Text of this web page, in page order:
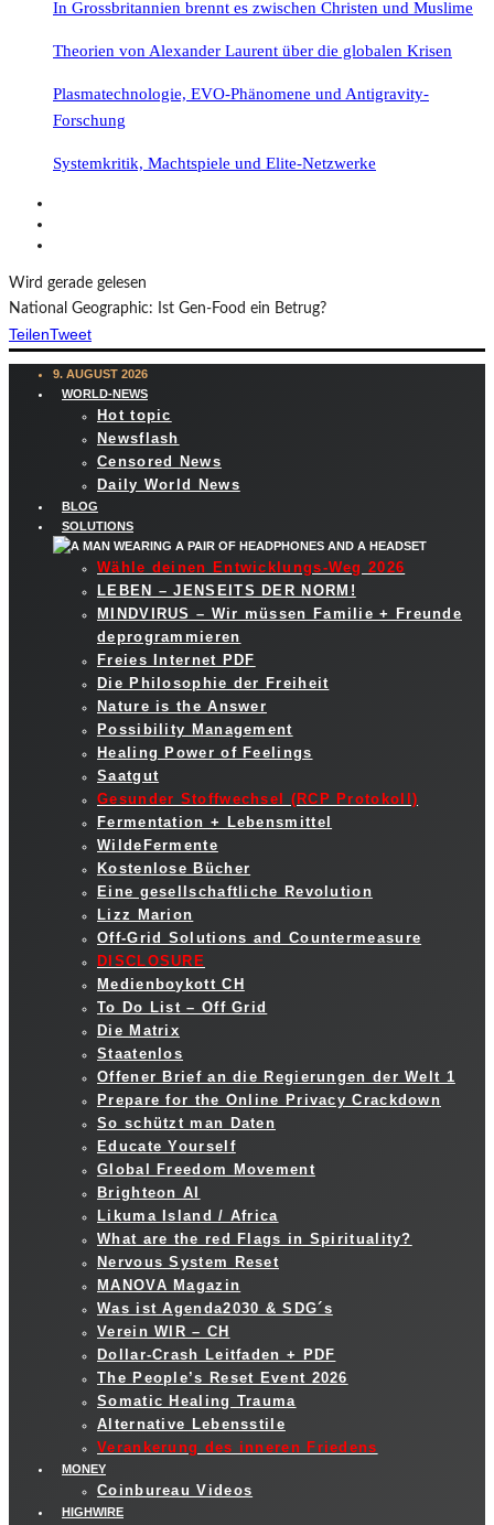
In Grossbritannien brennt es zwischen Christen und Muslime
Theorien von Alexander Laurent über die globalen Krisen
Plasmatechnologie, EVO-Phänomene und Antigravity-
Forschung
Systemkritik, Machtspiele und Elite-Netzwerke
Wird gerade gelesen
National Geographic: Ist Gen-Food ein Betrug?
TeilenTweet
9. AUGUST 2026
WORLD-NEWS
Hot topic
Newsflash
Censored News
Daily World News
BLOG
SOLUTIONS
Wähle deinen Entwicklungs-Weg 2026
LEBEN – JENSEITS DER NORM!
MINDVIRUS – Wir müssen Familie + Freunde
deprogrammieren
Freies Internet PDF
Die Philosophie der Freiheit
Nature is the Answer
Possibility Management
Healing Power of Feelings
Saatgut
Gesunder Stoffwechsel (RCP Protokoll)
Fermentation + Lebensmittel
WildeFermente
Kostenlose Bücher
Eine gesellschaftliche Revolution
Lizz Marion
Off-Grid Solutions and Countermeasure
DISCLOSURE
Medienboykott CH
To Do List – Off Grid
Die Matrix
Staatenlos
Offener Brief an die Regierungen der Welt 1
Prepare for the Online Privacy Crackdown
So schützt man Daten
Educate Yourself
Global Freedom Movement
Brighteon AI
Likuma Island / Africa
What are the red Flags in Spirituality?
Nervous System Reset
MANOVA Magazin
Was ist Agenda2030 & SDG´s
Verein WIR – CH
Dollar-Crash Leitfaden + PDF
The People’s Reset Event 2026
Somatic Healing Trauma
Alternative Lebensstile
Verankerung des inneren Friedens
MONEY
Coinbureau Videos
HIGHWIRE